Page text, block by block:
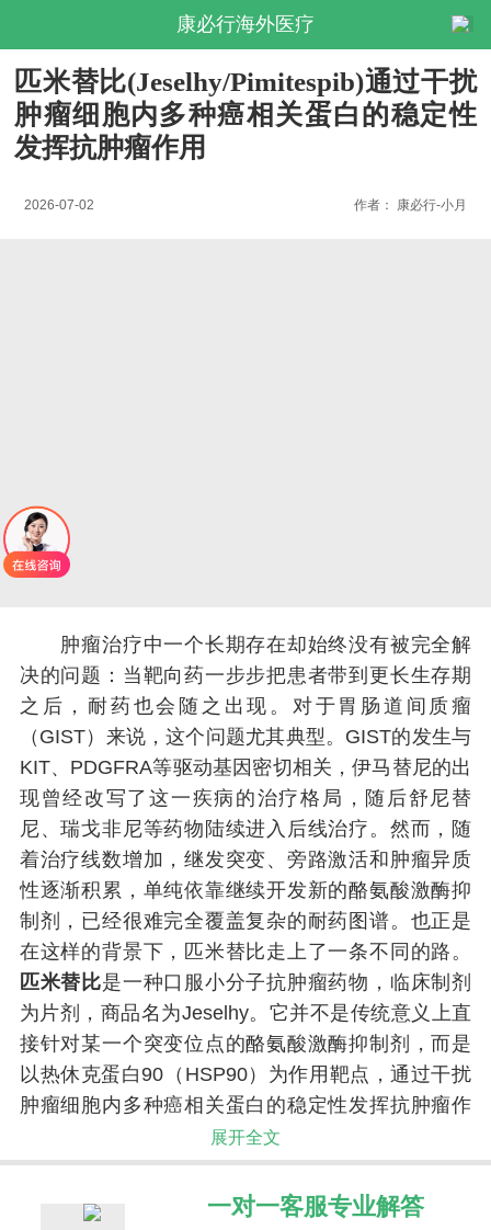
康必行海外医疗
匹米替比(Jeselhy/Pimitespib)通过干扰
肿瘤细胞内多种癌相关蛋白的稳定性
发挥抗肿瘤作用
2026-07-02 作者： 康必行-小月
肿瘤治疗中一个长期存在却始终没有被完全解
决的问题：当靶向药一步步把患者带到更长生存期
之后，耐药也会随之出现。对于胃肠道间质瘤
（GIST）来说，这个问题尤其典型。GIST的发生与
KIT、PDGFRA等驱动基因密切相关，伊马替尼的出
现曾经改写了这一疾病的治疗格局，随后舒尼替
尼、瑞戈非尼等药物陆续进入后线治疗。然而，随
着治疗线数增加，继发突变、旁路激活和肿瘤异质
性逐渐积累，单纯依靠继续开发新的酪氨酸激酶抑
制剂，已经很难完全覆盖复杂的耐药图谱。也正是
在这样的背景下，匹米替比走上了一条不同的路。
匹米替比是一种口服小分子抗肿瘤药物，临床制剂
为片剂，商品名为Jeselhy。它并不是传统意义上直
接针对某一个突变位点的酪氨酸激酶抑制剂，而是
以热休克蛋白90（HSP90）为作用靶点，通过干扰
肿瘤细胞内多种癌相关蛋白的稳定性发挥抗肿瘤作
展开全文
一对一客服专业解答